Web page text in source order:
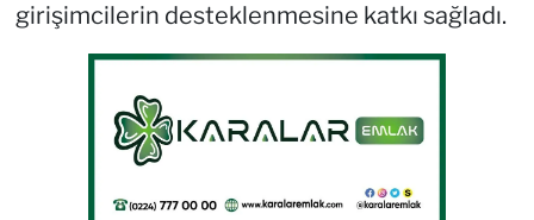
girişimcilerin desteklenmesine katkı sağladı.